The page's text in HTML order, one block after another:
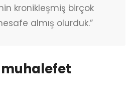
kronikleşmiş birçok
almış olurduk.”
muhalefet